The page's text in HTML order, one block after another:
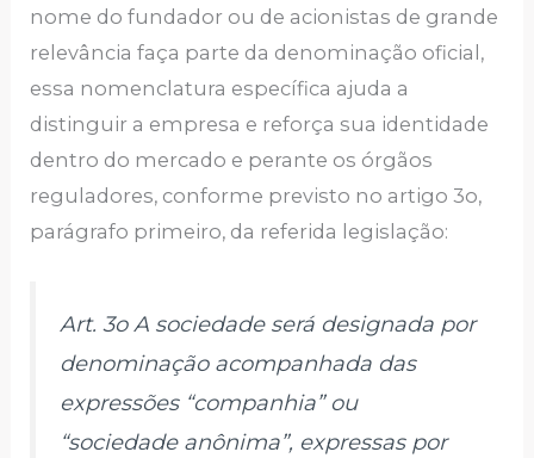
nome do fundador ou de acionistas de grande
relevância faça parte da denominação oficial,
essa nomenclatura específica ajuda a
distinguir a empresa e reforça sua identidade
dentro do mercado e perante os órgãos
reguladores, conforme previsto no artigo 3o,
parágrafo primeiro, da referida legislação:
Art. 3o A sociedade será designada por
denominação acompanhada das
expressões “companhia” ou
“sociedade anônima”, expressas por